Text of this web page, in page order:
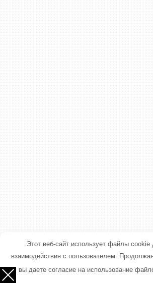
Этот веб-сайт использует файлы
взаимодействия с пользователем.
вы даете согласие на использование